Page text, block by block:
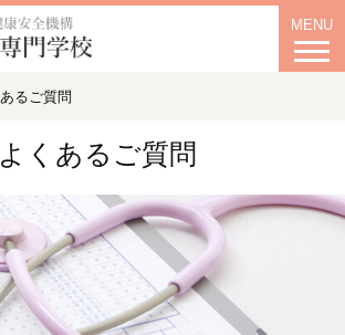
MENU
るご質問
よくあるご質問